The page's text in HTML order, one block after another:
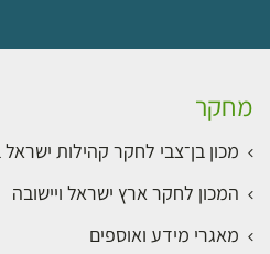
מחקר
מכון בן־צבי לחקר קהילות
המכון לחקר ארץ ישראל ויישובה
מאגרי מידע ואוספים